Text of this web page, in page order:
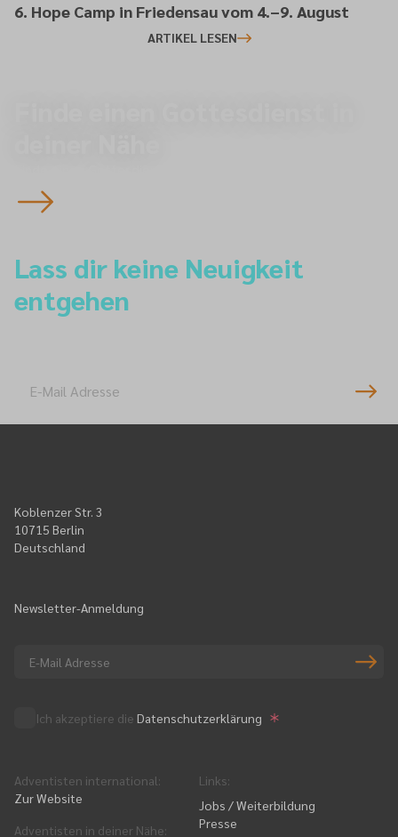
6. Hope Camp in Friedensau vom 4.–9. August
ARTIKEL LESEN
Lass dir keine Neuigkeit
entgehen
Koblenzer Str. 3
10715 Berlin
Deutschland
Newsletter-Anmeldung
Ich akzeptiere die Datenschutzerklärung
Adventisten international:
Zur Website
Adventisten in deiner Nähe:
Links:
Jobs / Weiterbildung
Presse